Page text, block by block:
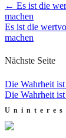
← Es ist die
machen
Es ist die
machen
Nächste Seite
Die Wahrheit
Die Wahrheit